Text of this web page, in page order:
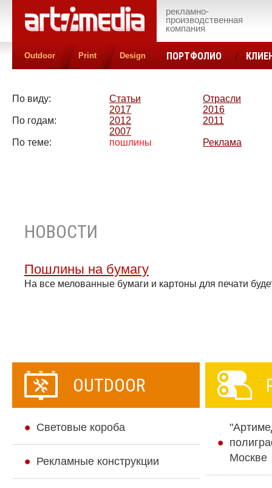
рекламно-
производственная
компания
Outdoor Print Design ПОРТФОЛИО
По виду: Статьи Отрасли
По годам:
2017
2016
2012
2011
2007
По теме:
пошлины Реклама
НОВОСТИ
Пошлины на бумагу
На все мелованные бумаги и картоны для печати
OUTDOOR
Cветовые короба
Рекламные конструкции
Москве